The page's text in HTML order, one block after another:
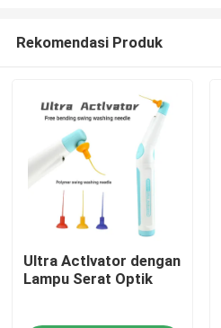
Rekomendasi Produk
Ultra Actlvator dengan
Lampu Serat Optik